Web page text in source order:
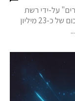
על-ידי רשת
מסעדות ההמבורגרים BBB. עסקת הענק, בסכום של כ-23 מיליון